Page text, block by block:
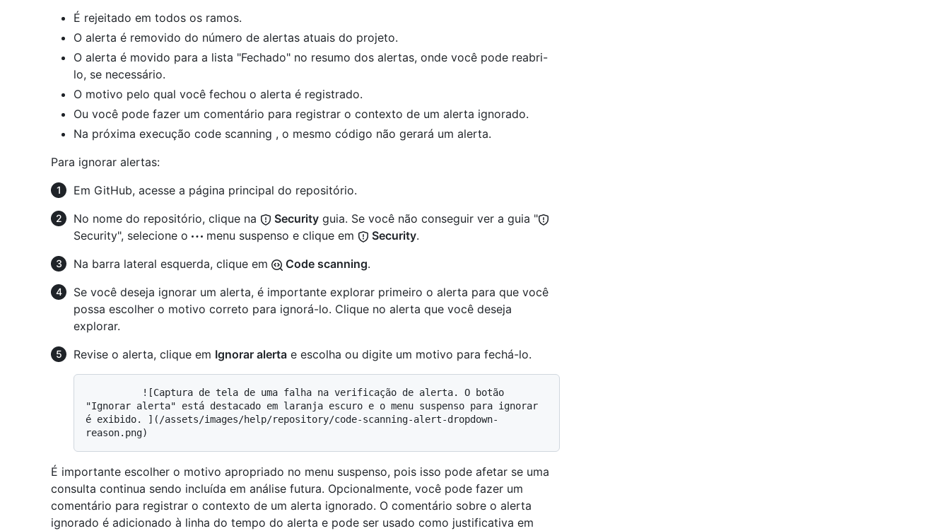
É rejeitado em todos os ramos.
O alerta é removido do número de alertas atuais do projeto.
O alerta é movido para a lista "Fechado" no resumo dos alertas, onde você pode reabri-
lo, se necessário.
O motivo pelo qual você fechou o alerta é registrado.
Ou você pode fazer um comentário para registrar o contexto de um alerta ignorado.
Na próxima execução code scanning , o mesmo código não gerará um alerta.
Para ignorar alertas:
Em GitHub, acesse a página principal do repositório.
No nome do repositório, clique na
Security guia. Se você não conseguir ver a guia "
Security", selecione o
menu suspenso e clique em Security.
Na barra lateral esquerda, clique em
Code scanning.
Se você deseja ignorar um alerta, é importante explorar primeiro o alerta para que você
possa escolher o motivo correto para ignorá-lo. Clique no alerta que você deseja
explorar.
Revise o alerta, clique em Ignorar alerta e escolha ou digite um motivo para fechá-lo.
"Ignorar alerta" está destacado em laranja escuro e o menu suspenso para ignorar
é exibido. ](/assets/images/help/repository/code-scanning-alert-dropdown-
É importante escolher o motivo apropriado no menu suspenso, pois isso pode afetar se uma
consulta continua sendo incluída em análise futura. Opcionalmente, você pode fazer um
comentário para registrar o contexto de um alerta ignorado. O comentário sobre o alerta
ignorado é adicionado à linha do tempo do alerta e pode ser usado como justificativa em